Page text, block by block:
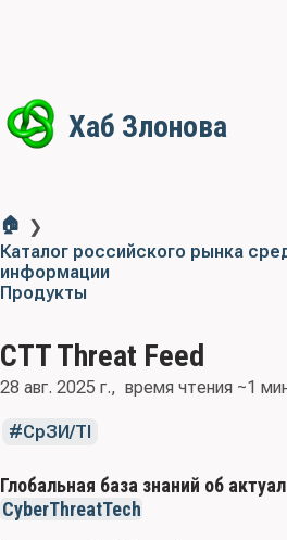
Хаб Злонова
🏠 ❯
Каталог российского рынка
информации
Продукты
CTT Threat Feed
28 авг. 2025 г. время чтения ~1
СрЗИ/TI
Глобальная база знаний об
CyberThreatTech